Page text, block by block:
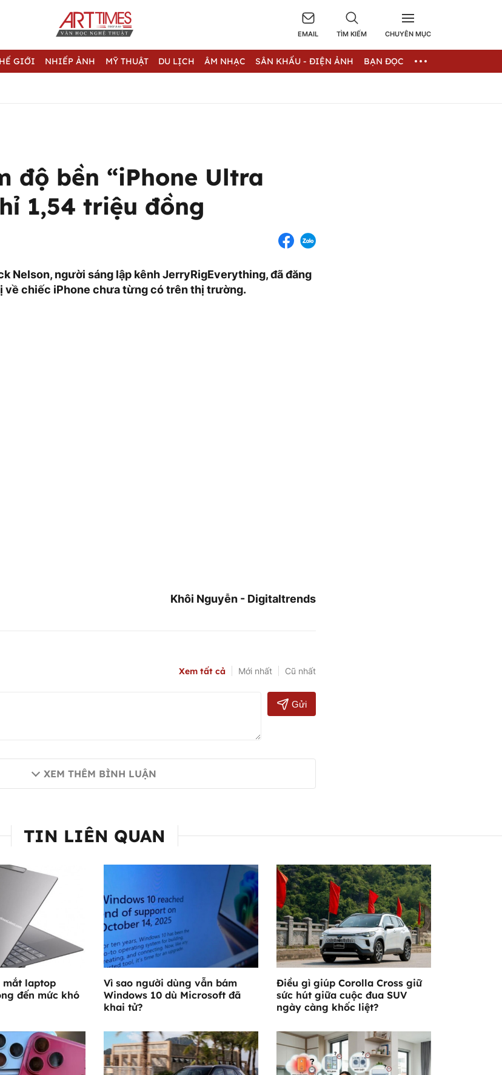
EMAIL TÌM KIẾM CHUYÊN MỤC
GIỚI NHIẾP ẢNH MỸ THUẬT DU LỊCH ÂM NHẠC SÂN KHẤU - ĐIỆN ẢNH BẠN ĐỌC
độ bền “iPhone Ultra
1,54 triệu đồng
Nelson, người sáng lập kênh JerryRigEverything, đã đăng
về chiếc iPhone chưa từng có trên thị trường.
Khôi Nguyễn - Digitaltrends
Xem tất cả Mới nhất Cũ nhất
Gửi
XEM THÊM BÌNH LUẬN
TIN LIÊN QUAN
mắt laptop
đến mức khó
Vì sao người dùng vẫn bám
Windows 10 dù Microsoft đã
khai tử?
Điều gì giúp Corolla Cross giữ
sức hút giữa cuộc đua SUV
ngày càng khốc liệt?